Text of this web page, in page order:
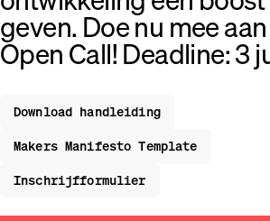
geven. Doe nu mee
Open Call! Deadline: 3
Download handleiding
Makers Manifesto Template
Inschrijfformulier